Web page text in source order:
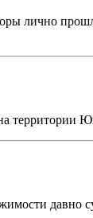
лично
территории